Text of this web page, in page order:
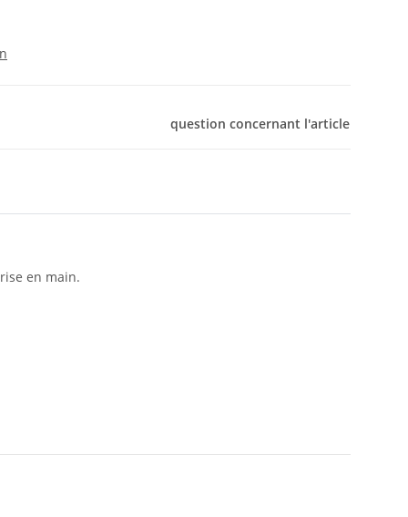
question concernant l'article
en main.